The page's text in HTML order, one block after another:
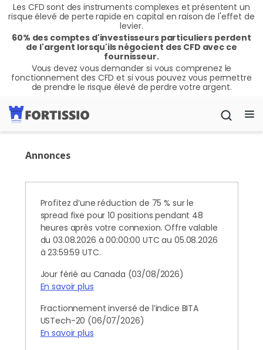
Les CFD sont des instruments complexes et présentent un
risque élevé de perte rapide en capital en raison de l'effet de
levier.
60% des comptes d'investisseurs particuliers perdent
de l'argent lorsqu'ils négocient des CFD avec ce
fournisseur.
Vous devez vous demander si vous comprenez le
fonctionnement des CFD et si vous pouvez vous permettre
de prendre le risque élevé de perdre votre argent.
Annonces
Profitez d’une réduction de 75 % sur le
spread fixe pour 10 positions pendant 48
heures après votre connexion. Offre valable
du 03.08.2026 à 00:00:00 UTC au 05.08.2026
à 23:59:59 UTC.
Jour férié au Canada (03/08/2026)
En savoir plus
Fractionnement inversé de l’indice BITA
USTech-20 (06/07/2026)
En savoir plus